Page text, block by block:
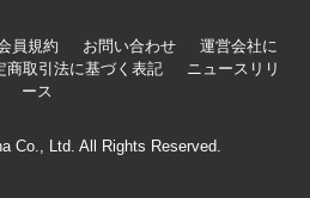
員規約 お問い合わせ
運営会社に
商取引法に基づく表記
ニュースリリ
ース
Co., Ltd. All Rights Reserved.